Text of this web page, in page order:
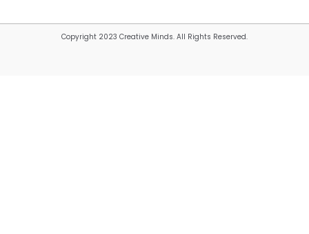
Copyright 2023 Creative Minds. All Rights Reserved.